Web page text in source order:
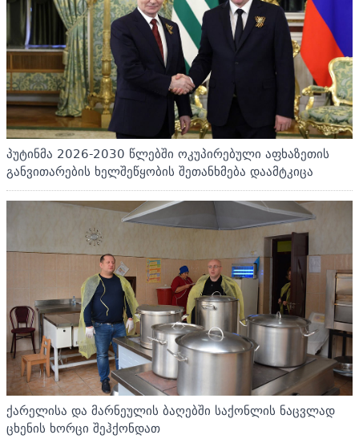
პუტინმა 2026-2030 წლებში ოკუპირებული აფხაზეთის
განვითარების ხელშეწყობის შეთანხმება დაამტკიცა
ქარელისა და მარნეულის ბაღებში საქონლის ნაცვლად
ცხენის ხორცი შეჰქონდათ